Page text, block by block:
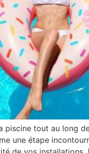
piscine tout au long
une étape